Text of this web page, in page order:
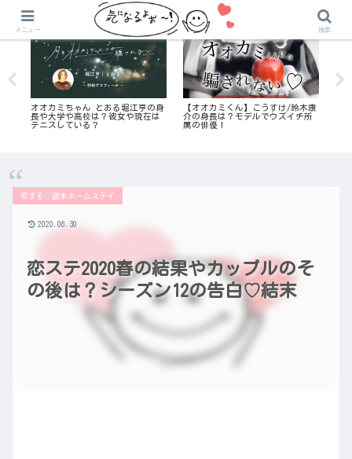
オオカミちゃん とおる堀江亨の身
長や大学や高校は？彼女や現在は
テニスしている？
【オオカミくん】こうすけ/鈴木康
介の身長は？モデルでウズイチ所
属の俳優！
恋ステ2020春の結果やカップルのそ
の後は？シーズン12の告白♡結末
恋する♡週末ホームステイ
2020.06.30
メニュー 検索